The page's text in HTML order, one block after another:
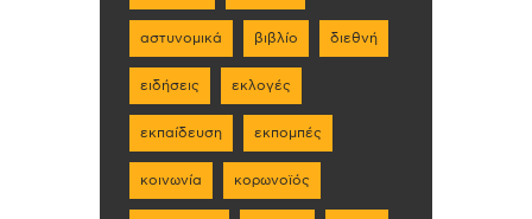
αστυνομικά βιβλίο διεθνή
ειδήσεις εκλογές
εκπαίδευση εκπομπές
κοινωνία κορωνοϊός